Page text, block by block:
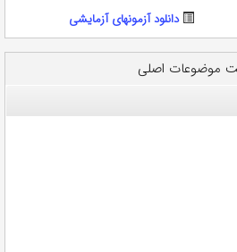
دانلود آزمونهای آزمایشی
موضوعات اصلی